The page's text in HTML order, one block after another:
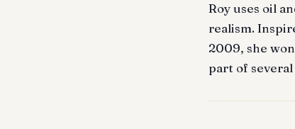
Roy uses oil
realism.
2009, she
part of